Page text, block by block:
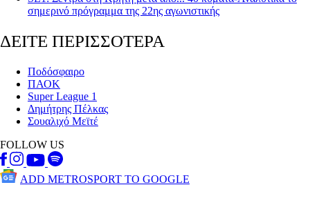
σημερινό πρόγραμμα της 22ης αγωνιστικής
ΔΕΙΤΕ ΠΕΡΙΣΣΟΤΕΡΑ
Ποδόσφαιρο
ΠΑΟΚ
Super League 1
Δημήτρης Πέλκας
Σουαλιχό Μεϊτέ
FOLLOW US
ADD METROSPORT TO GOOGLE